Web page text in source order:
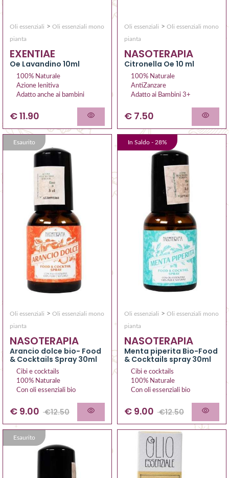
Oli essenziali > Oli essenziali mono
pianta
EXENTIAE
Oe Lavandino 10ml
100% Naturale
Azione lenitiva
Adatto anche ai bambini
€ 11.90
Oli essenziali > Oli essenziali mono
pianta
NASOTERAPIA
Citronella Oe 10 ml
100% Naturale
AntiZanzare
Adatto ai Bambini 3+
€ 7.50
Esaurito
Oli essenziali > Oli essenziali mono
pianta
NASOTERAPIA
Arancio dolce bio- Food
& Cocktails Spray 30ml
Cibi e cocktails
100% Naturale
Con oli essenziali bio
€ 9.00 €12.50
In Saldo - 28%
Oli essenziali > Oli essenziali mono
pianta
NASOTERAPIA
Menta piperita Bio-Food
& Cocktails spray 30ml
Cibi e cocktails
100% Naturale
Con oli essenziali bio
€ 9.00 €12.50
Esaurito